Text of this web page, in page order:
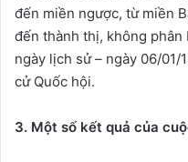
đến miền ngược, từ miền
đến thành thị, không
ngày lịch sử – ngày 06/01/
cử Quốc hội.
3. Một số kết quả của